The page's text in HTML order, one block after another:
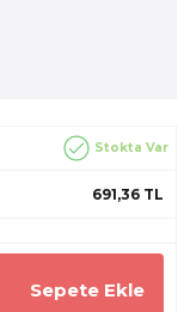
Stokta Var
691,36 TL
Sepete Ekle